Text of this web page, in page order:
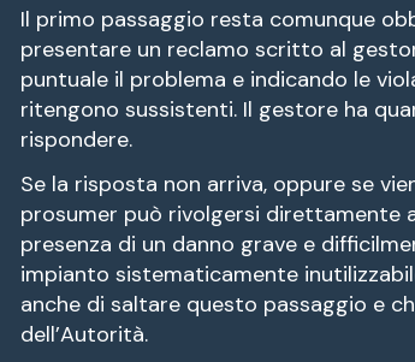
Il primo passaggio resta comunque
presentare un reclamo scritto al
puntuale il problema e indicando le
ritengono sussistenti. Il gestore ha
rispondere.
Se la risposta non arriva, oppure se
prosumer può rivolgersi direttamente
presenza di un danno grave e
impianto sistematicamente
anche di saltare questo passaggio e
dell’Autorità.